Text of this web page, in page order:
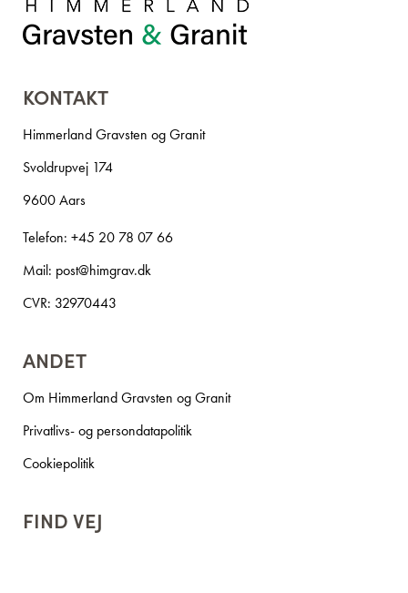
KONTAKT
Himmerland Gravsten og Granit
Svoldrupvej 174
9600 Aars
Telefon: +45 20 78 07 66
Mail: post@himgrav.dk
CVR: 32970443
ANDET
Om Himmerland Gravsten og Granit
Privatlivs- og persondatapolitik
Cookiepolitik
FIND VEJ